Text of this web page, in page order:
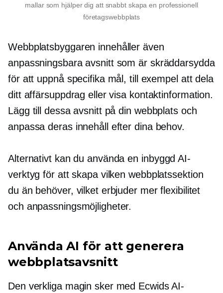
mallar som hjälper dig att snabbt skapa en professionell
företagswebbplats
Webbplatsbyggaren innehåller även
anpassningsbara avsnitt som är skräddarsydda
för att uppnå specifika mål, till exempel att dela
ditt affärsuppdrag eller visa kontaktinformation.
Lägg till dessa avsnitt på din webbplats och
anpassa deras innehåll efter dina behov.
Alternativt kan du använda en inbyggd AI-
verktyg för att skapa vilken webbplatssektion
du än behöver, vilket erbjuder mer flexibilitet
och anpassningsmöjligheter.
Använda AI för att generera
webbplatsavsnitt
Den verkliga magin sker med Ecwids AI-